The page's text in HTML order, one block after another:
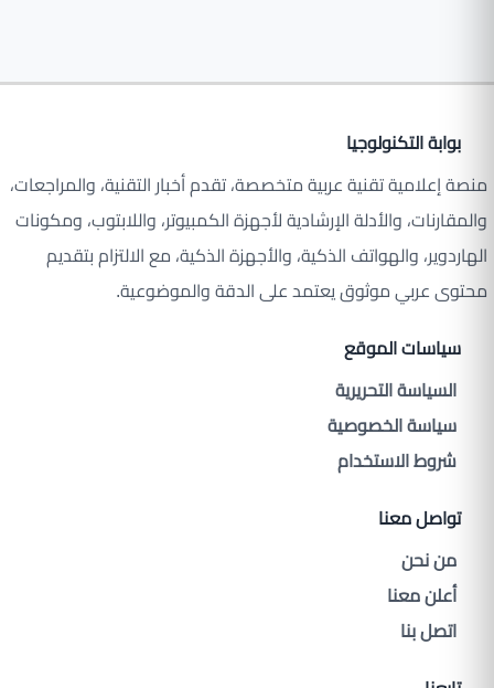
بوابة التكنولوجيا
منصة إعلامية تقنية عربية متخصصة، تقدم أخبار التقنية، والمراجعات،
والمقارنات، والأدلة الإرشادية لأجهزة الكمبيوتر، واللابتوب، ومكونات
الهاردوير، والهواتف الذكية، والأجهزة الذكية، مع الالتزام بتقديم
محتوى عربي موثوق يعتمد على الدقة والموضوعية.
سياسات الموقع
السياسة التحريرية
سياسة الخصوصية
شروط الاستخدام
تواصل معنا
من نحن
أعلن معنا
اتصل بنا